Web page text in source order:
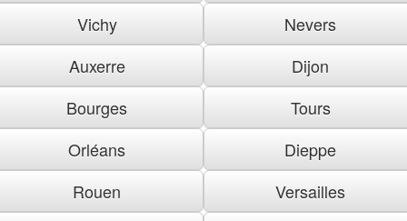
Vichy
Nevers
Auxerre
Dijon
Bourges
Tours
Orléans
Dieppe
Rouen
Versailles